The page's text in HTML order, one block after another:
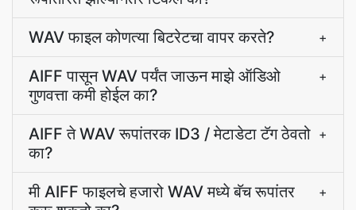
WAV फाइल कोणत्या बिटरेटचा वापर करते? +
AIFF पासून WAV पर्यंत जाऊन माझे ऑडिओ
गुणवत्ता कमी होईल का?
+
AIFF ते WAV रूपांतरक ID3 / मेटाडेटा टॅग ठेवतो
का?
+
मी AIFF फाइलचे हजारो WAV मध्ये बॅच रूपांतर
+